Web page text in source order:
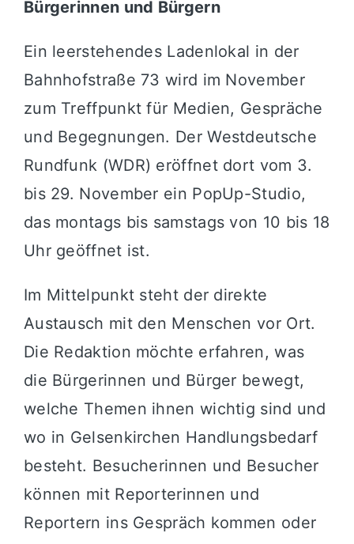
Bürgerinnen und Bürgern
Ein leerstehendes Ladenlokal in der
Bahnhofstraße 73 wird im November
zum Treffpunkt für Medien, Gespräche
und Begegnungen. Der Westdeutsche
Rundfunk (WDR) eröffnet dort vom 3.
bis 29. November ein PopUp-Studio,
das montags bis samstags von 10 bis 18
Uhr geöffnet ist.
Im Mittelpunkt steht der direkte
Austausch mit den Menschen vor Ort.
Die Redaktion möchte erfahren, was
die Bürgerinnen und Bürger bewegt,
welche Themen ihnen wichtig sind und
wo in Gelsenkirchen Handlungsbedarf
besteht. Besucherinnen und Besucher
können mit Reporterinnen und
Reportern ins Gespräch kommen oder